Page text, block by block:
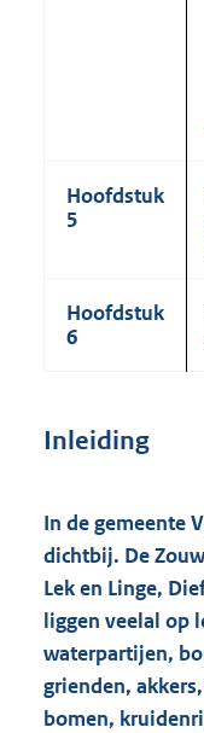
Hoofdstuk
5
Hoofdstuk
6
Inleiding
In de gemeente
dichtbij. De
Lek en Linge,
liggen veelal op
waterpartijen,
grienden,
bomen,